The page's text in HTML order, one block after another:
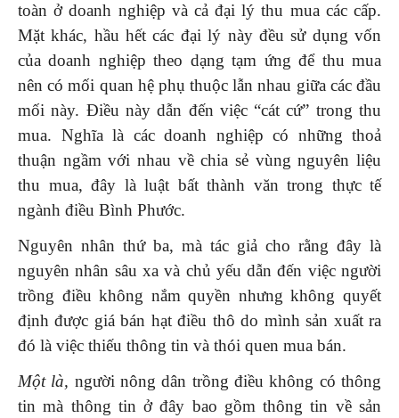
toàn ở doanh nghiệp và cả đại lý thu mua các cấp.
Mặt khác, hầu hết các đại lý này đều sử dụng vốn
của doanh nghiệp theo dạng tạm ứng để thu mua
nên có mối quan hệ phụ thuộc lẫn nhau giữa các đầu
mối này. Điều này dẫn đến việc “cát cứ” trong thu
mua. Nghĩa là các doanh nghiệp có những thoả
thuận ngầm với nhau về chia sẻ vùng nguyên liệu
thu mua, đây là luật bất thành văn trong thực tế
ngành điều Bình Phước.
Nguyên nhân thứ ba, mà tác giả cho rằng đây là
nguyên nhân sâu xa và chủ yếu dẫn đến việc người
trồng điều không nắm quyền nhưng không quyết
định được giá bán hạt điều thô do mình sản xuất ra
đó là việc thiếu thông tin và thói quen mua bán.
Một là, người nông dân trồng điều không có thông
tin mà thông tin ở đây bao gồm thông tin về sản